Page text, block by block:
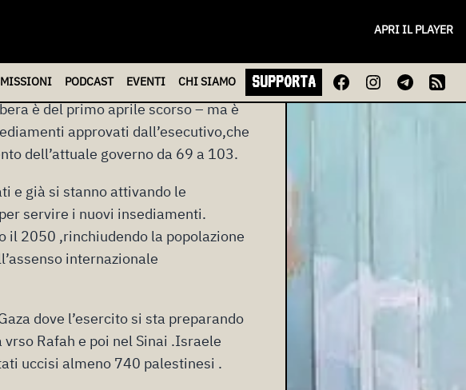
APRI IL PLAYER
PODCAST EVENTI CHISIAMO SUPPORTA
e nel silenzio della comunità
una politica sistematica di
è del primo aprile scorso – ma è
approvati dall’esecutivo,che
dell’attuale governo da 69 a 103.
e già si stanno attivando le
servire i nuovi insediamenti.
il 2050 ,rinchiudendo la popolazione
internazionale
dove l’esercito si sta preparando
Rafah e poi nel Sinai .Israele
uccisi almeno 740 palestinesi .